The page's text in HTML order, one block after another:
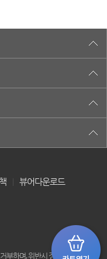
뷰어다운로드
하며, 위반시 정보통신법에 의